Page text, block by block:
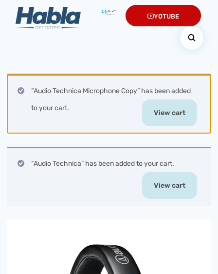
YOTUBE
“Audio Technica Microphone Copy” has been added
to your cart.
View cart
“Audio Technica” has been added to your cart.
View cart